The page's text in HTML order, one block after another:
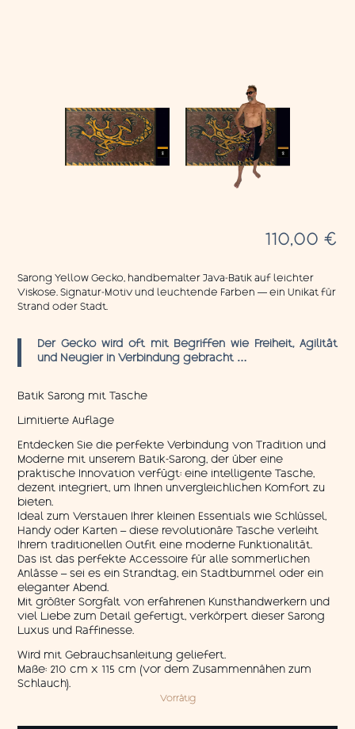
110,00 €
Sarong Yellow Gecko, handbemalter Java-Batik auf leichter
Viskose. Signatur-Motiv und leuchtende Farben — ein Unikat für
Strand oder Stadt.
Der Gecko wird oft mit Begriffen wie Freiheit, Agilität
und Neugier in Verbindung gebracht …
Batik Sarong mit Tasche
Limitierte Auflage
Entdecken Sie die perfekte Verbindung von Tradition und
Moderne mit unserem Batik-Sarong, der über eine
praktische Innovation verfügt: eine intelligente Tasche,
dezent integriert, um Ihnen unvergleichlichen Komfort zu
bieten.
Ideal zum Verstauen Ihrer kleinen Essentials wie Schlüssel,
Handy oder Karten – diese revolutionäre Tasche verleiht
Ihrem traditionellen Outfit eine moderne Funktionalität.
Das ist das perfekte Accessoire für alle sommerlichen
Anlässe – sei es ein Strandtag, ein Stadtbummel oder ein
eleganter Abend.
Mit größter Sorgfalt von erfahrenen Kunsthandwerkern und
viel Liebe zum Detail gefertigt, verkörpert dieser Sarong
Luxus und Raffinesse.
Wird mit Gebrauchsanleitung geliefert.
Maße: 210 cm x 115 cm (vor dem Zusammennähen zum
Schlauch).
Vorrätig